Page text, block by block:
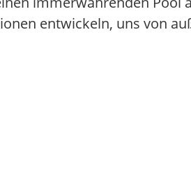
entwickeln, uns von